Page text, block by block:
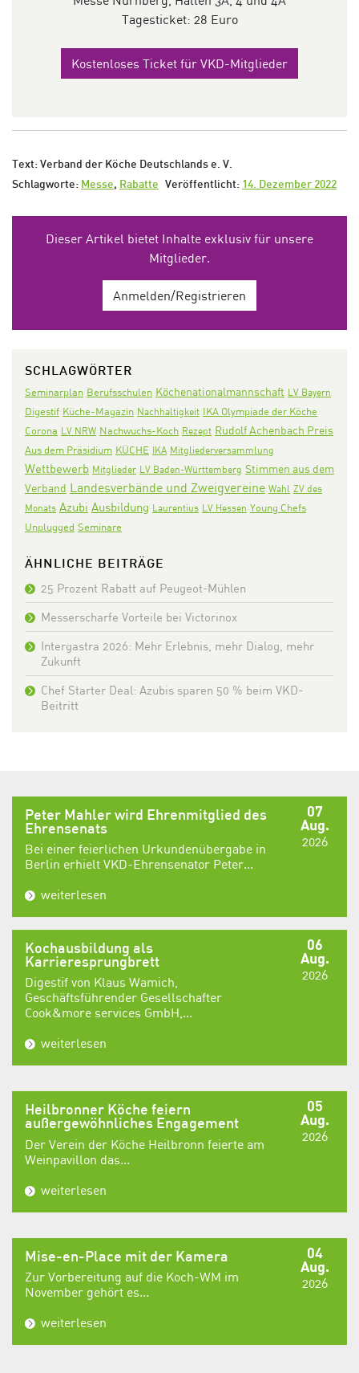
Tagesticket: 28 Euro
Kostenloses Ticket für VKD-Mitglieder
Text: Verband der Köche Deutschlands e. V.
Schlagworte: Messe, Rabatte Veröffentlicht: 14. Dezember 2022
Dieser Artikel bietet Inhalte exklusiv für unsere
Mitglieder.
Anmelden/Registrieren
SCHLAGWÖRTER
Seminarplan Berufsschulen Köchenationalmannschaft LV Bayern
Digestif Küche-Magazin Nachhaltigkeit IKA Olympiade der Köche
Corona LV NRW Nachwuchs-Koch Rezept Rudolf Achenbach Preis
Aus dem Präsidium KÜCHE IKA Mitgliederversammlung
Wettbewerb Mitglieder LV Baden-Württemberg Stimmen aus dem
Verband Landesverbände und Zweigvereine Wahl ZV des
Monats Azubi Ausbildung Laurentius LV Hessen Young Chefs
Unplugged Seminare
ÄHNLICHE BEITRÄGE
25 Prozent Rabatt auf Peugeot-Mühlen
Messerscharfe Vorteile bei Victorinox
Intergastra 2026: Mehr Erlebnis, mehr Dialog, mehr
Zukunft
Chef Starter Deal: Azubis sparen 50 % beim VKD-
Beitritt
07
Aug.
2026
Peter Mahler wird Ehrenmitglied des
Ehrensenats
Bei einer feierlichen Urkundenübergabe in
Berlin erhielt VKD-Ehrensenator Peter...
weiterlesen
06
Aug.
2026
Kochausbildung als
Karrieresprungbrett
Digestif von Klaus Wamich,
Geschäftsführender Gesellschafter
Cook&more services GmbH,...
weiterlesen
05
Aug.
2026
Heilbronner Köche feiern
außergewöhnliches Engagement
Der Verein der Köche Heilbronn feierte am
Weinpavillon das...
weiterlesen
04
Aug.
2026
Mise-en-Place mit der Kamera
Zur Vorbereitung auf die Koch-WM im
November gehört es...
weiterlesen